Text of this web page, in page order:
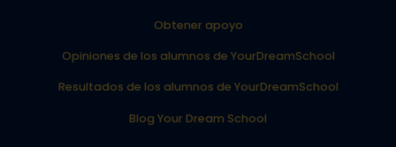
Obtener apoyo
Opiniones de los alumnos de YourDreamSchool
Resultados de los alumnos de YourDreamSchool
Blog Your Dream School